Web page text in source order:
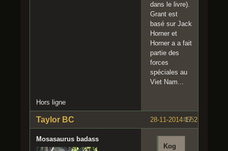
dans le livre).
Grant est
basé sur Jack
Horner et
Horner a a fait
partie des
forces
spéciales au
Viet Nam...
Hors ligne
#55
28-11-2014 17:25:30
Taylor BC
Mosasaurus badass
Kog